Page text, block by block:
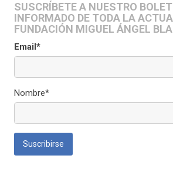
SUSCRÍBETE A NUESTRO
INFORMADO DE TODA LA
FUNDACIÓN MIGUEL ÁNGEL
Email*
Nombre*